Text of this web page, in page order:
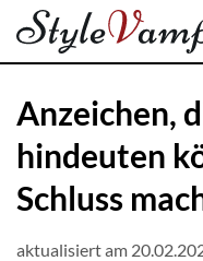
Anzeichen,
hindeuten
Schluss
aktualisiert am